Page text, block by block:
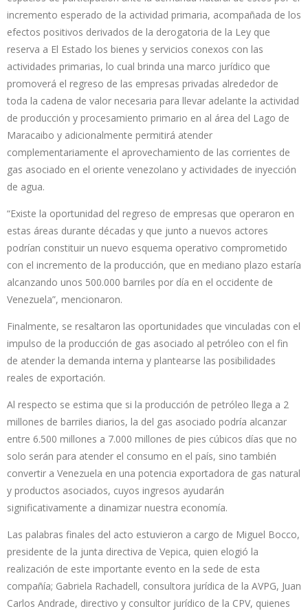
incremento esperado de la actividad primaria, acompañada de los
efectos positivos derivados de la derogatoria de la Ley que
reserva a El Estado los bienes y servicios conexos con las
actividades primarias, lo cual brinda una marco jurídico que
promoverá el regreso de las empresas privadas alrededor de
toda la cadena de valor necesaria para llevar adelante la actividad
de producción y procesamiento primario en al área del Lago de
Maracaibo y adicionalmente permitirá atender
complementariamente el aprovechamiento de las corrientes de
gas asociado en el oriente venezolano y actividades de inyección
de agua.
“Existe la oportunidad del regreso de empresas que operaron en
estas áreas durante décadas y que junto a nuevos actores
podrían constituir un nuevo esquema operativo comprometido
con el incremento de la producción, que en mediano plazo estaría
alcanzando unos 500.000 barriles por día en el occidente de
Venezuela”, mencionaron.
Finalmente, se resaltaron las oportunidades que vinculadas con el
impulso de la producción de gas asociado al petróleo con el fin
de atender la demanda interna y plantearse las posibilidades
reales de exportación.
Al respecto se estima que si la producción de petróleo llega a 2
millones de barriles diarios, la del gas asociado podría alcanzar
entre 6.500 millones a 7.000 millones de pies cúbicos días que no
solo serán para atender el consumo en el país, sino también
convertir a Venezuela en una potencia exportadora de gas natural
y productos asociados, cuyos ingresos ayudarán
significativamente a dinamizar nuestra economía.
Las palabras finales del acto estuvieron a cargo de Miguel Bocco,
presidente de la junta directiva de Vepica, quien elogió la
realización de este importante evento en la sede de esta
compañía; Gabriela Rachadell, consultora jurídica de la AVPG, Juan
Carlos Andrade, directivo y consultor jurídico de la CPV, quienes